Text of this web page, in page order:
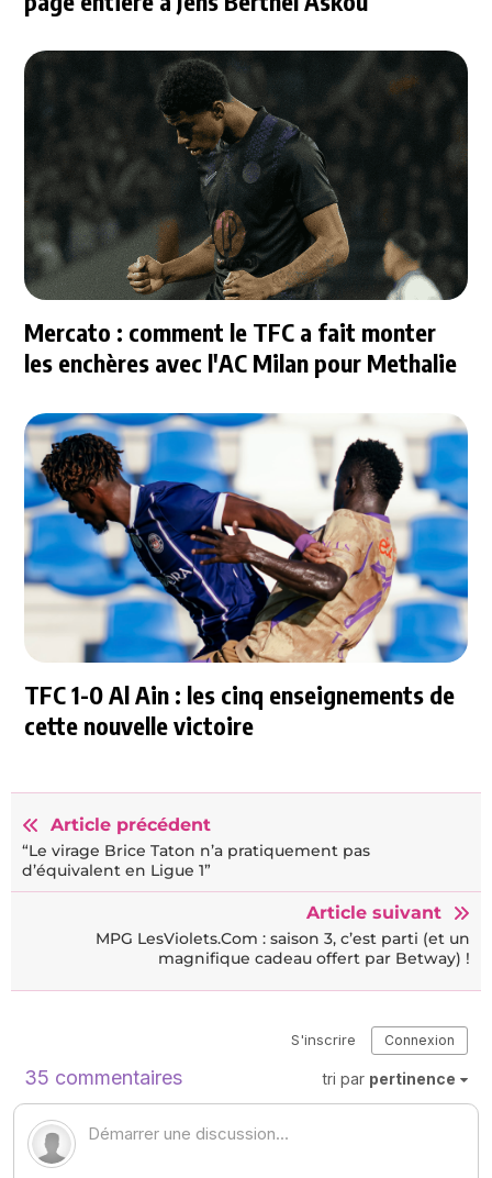
Mercato : comment le TFC a fait monter
les enchères avec l'AC Milan pour Methalie
TFC 1-0 Al Ain : les cinq enseignements de
cette nouvelle victoire
Article précédent
“Le virage Brice Taton n’a pratiquement pas
d’équivalent en Ligue 1”
Article suivant
MPG LesViolets.Com : saison 3, c’est parti (et un
magnifique cadeau offert par Betway) !